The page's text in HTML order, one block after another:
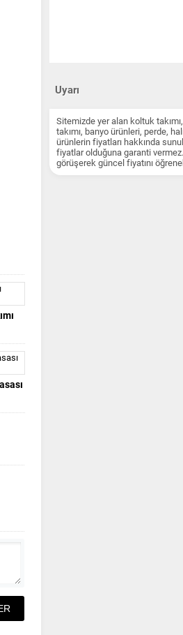
Uyarı
Sitemizde yer alan koltuk
takımı, banyo ürünleri, perde,
ürünlerin fiyatları hakkında
fiyatlar olduğuna garanti
görüşerek güncel fiyatını